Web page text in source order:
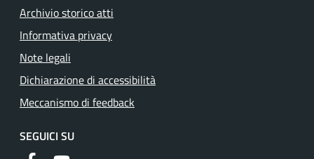
Archivio storico atti
Informativa privacy
Note legali
Dichiarazione di accessibilità
Meccanismo di feedback
SEGUICI SU